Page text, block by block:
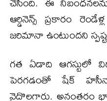
ఆర్డినెన్స్‌ ప్రకారం
జరిమానా ఉంటుందని
గత ఏడాది ఆగస్టులో
పెరగడంతో షేక్‌
వైదొలగారు. అనంతరం